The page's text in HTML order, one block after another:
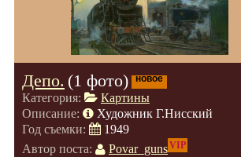
Депо. (1 фото) новое
Категория:
Картины
Описание:
Художник Г.Нисский
Год съемки:
1949
Автор поста:
Povar_gunsVIP